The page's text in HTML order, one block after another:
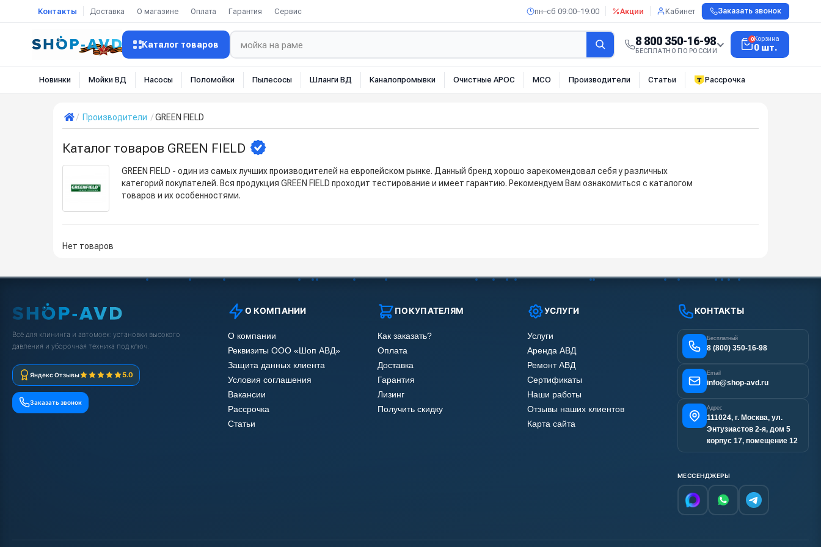
Контакты Доставка О магазине Оплата Гарантия Сервис пн–сб 09:00–19:00 Акции Кабинет Заказать звонок
Каталог товаров 8 800 350-16-98
БЕСПЛАТНО ПО РОССИИ
0Корзина
0 шт.
Новинки Мойки ВД Насосы Поломойки Пылесосы Шланги ВД Каналопромывки Очистные АРОС МСО Производители Статьи Рассрочка
Производители GREEN FIELD
Каталог товаров GREEN FIELD
GREEN FIELD - один из самых лучших производителей на европейском рынке. Данный бренд хорошо зарекомендовал себя у различных
категорий покупателей. Вся продукция GREEN FIELD проходит тестирование и имеет гарантию. Рекомендуем Вам ознакомиться с каталогом
товаров и их особенностями.
Нет товаров
Всё для клининга и автомоек: установки высокого
давления и уборочная техника под ключ.
Яндекс Отзывы 5.0
Заказать звонок
О КОМПАНИИ
О компании
Реквизиты ООО «Шоп АВД»
Защита данных клиента
Условия соглашения
Вакансии
Рассрочка
Статьи
ПОКУПАТЕЛЯМ
Как заказать?
Оплата
Доставка
Гарантия
Лизинг
Получить скидку
УСЛУГИ
Услуги
Аренда АВД
Ремонт АВД
Сертификаты
Наши работы
Отзывы наших клиентов
Карта сайта
КОНТАКТЫ
Бесплатный
8 (800) 350-16-98
Email
info@shop-avd.ru
Адрес
111024, г. Москва, ул.
Энтузиастов 2-я, дом 5
корпус 17, помещение 12
МЕССЕНДЖЕРЫ